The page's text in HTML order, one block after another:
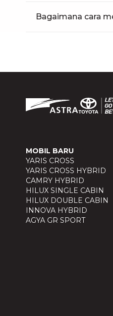
Bagaimana cara
MOBIL BARU
YARIS CROSS
YARIS CROSS HYBRID
CAMRY HYBRID
HILUX SINGLE CABIN
HILUX DOUBLE CABIN
INNOVA HYBRID
AGYA GR SPORT